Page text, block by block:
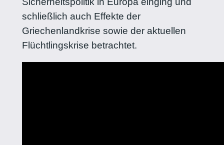
schließlich auch Effekte der
Griechenlandkrise sowie der aktuellen
Flüchtlingskrise betrachtet.